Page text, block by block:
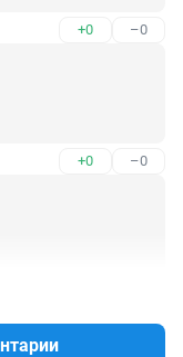
+0 –0
+0 –0